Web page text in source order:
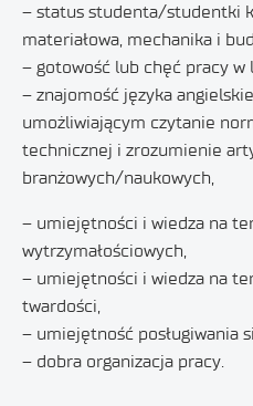
– status studenta/studentki
materiałowa, mechanika i
– gotowość lub chęć pracy
– znajomość języka
umożliwiającym czytanie
technicznej i zrozumienie
branżowych/naukowych,
– umiejętności i wiedza na
wytrzymałościowych,
– umiejętności i wiedza na
twardości,
– umiejętność posługiwania
– dobra organizacja pracy.